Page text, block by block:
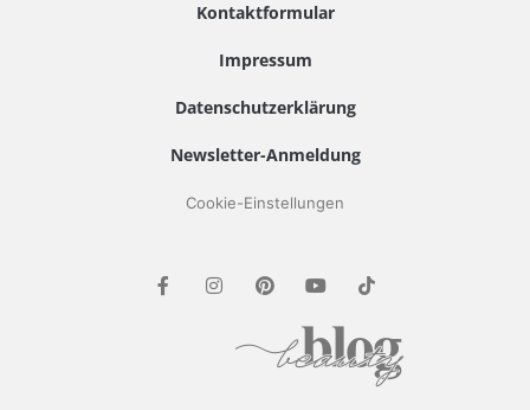
Kontaktformular
Impressum
Datenschutzerklärung
Newsletter-Anmeldung
Cookie-Einstellungen